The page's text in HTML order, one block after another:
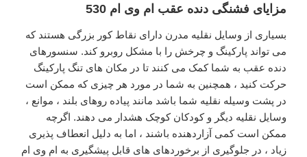
مزایای فشنگی دنده عقب ام وی ام 530
بسیاری از وسایل نقلیه مدرن دارای نقاط کور بزرگی هستند که
می تواند پارکینگ و چرخش را با مشکل روبرو کند. سنسورهای
دنده عقب به شما کمک می کنند تا در مکان های تنگ پارکینگ
حرکت کنید ، همچنین به شما در مورد هر چیزی که ممکن است
در پشت وسیله نقلیه شما باشد مانند پیاده روهای بلند ، موانع ،
وسایل نقلیه دیگر و کودکان کوچک هشدار می دهند. اگرچه
ممکن است کمی آزاردهنده باشند ، اما به دلیل انعطاف پذیری
زیاد ، در جلوگیری از برخوردهای های قابل پیشگیری به ام وی ام